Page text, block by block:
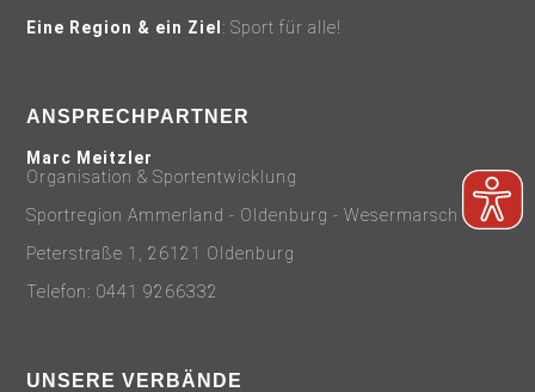
Eine Region & ein Ziel : Sport für alle!
ANSPRECHPARTNER
Marc Meitzler
Organisation & Sportentwicklung
Sportregion Ammerland - Oldenburg - Wesermarsch
Peterstraße 1, 26121 Oldenburg
Telefon: 0441 9266332
UNSERE VERBÄNDE